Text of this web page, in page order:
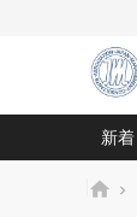
新着
ホーム